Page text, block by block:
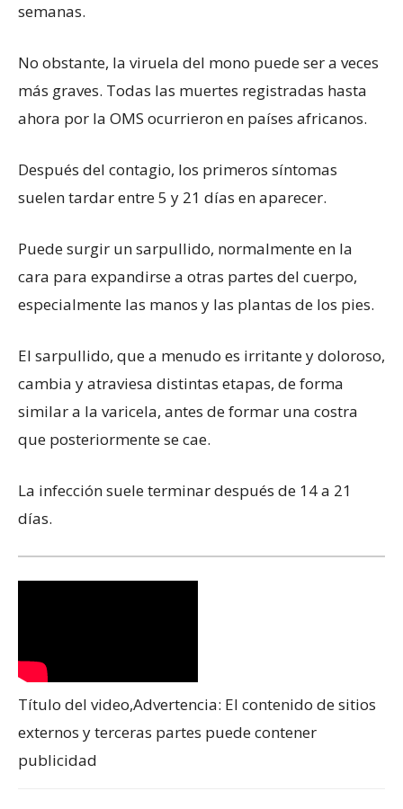
semanas.
No obstante, la viruela del mono puede ser a veces
más graves. Todas las muertes registradas hasta
ahora por la OMS ocurrieron en países africanos.
Después del contagio, los primeros síntomas
suelen tardar entre 5 y 21 días en aparecer.
Puede surgir un sarpullido, normalmente en la
cara para expandirse a otras partes del cuerpo,
especialmente las manos y las plantas de los pies.
El sarpullido, que a menudo es irritante y doloroso,
cambia y atraviesa distintas etapas, de forma
similar a la varicela, antes de formar una costra
que posteriormente se cae.
La infección suele terminar después de 14 a 21
días.
Título del video,Advertencia: El contenido de sitios
externos y terceras partes puede contener
publicidad